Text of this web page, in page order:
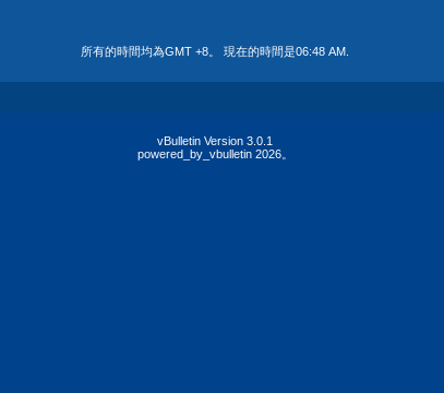
所有的時間均為GMT +8。 現在的時間是06:48 AM
vBulletin Version 3.0.1
powered_by_vbulletin 2026。